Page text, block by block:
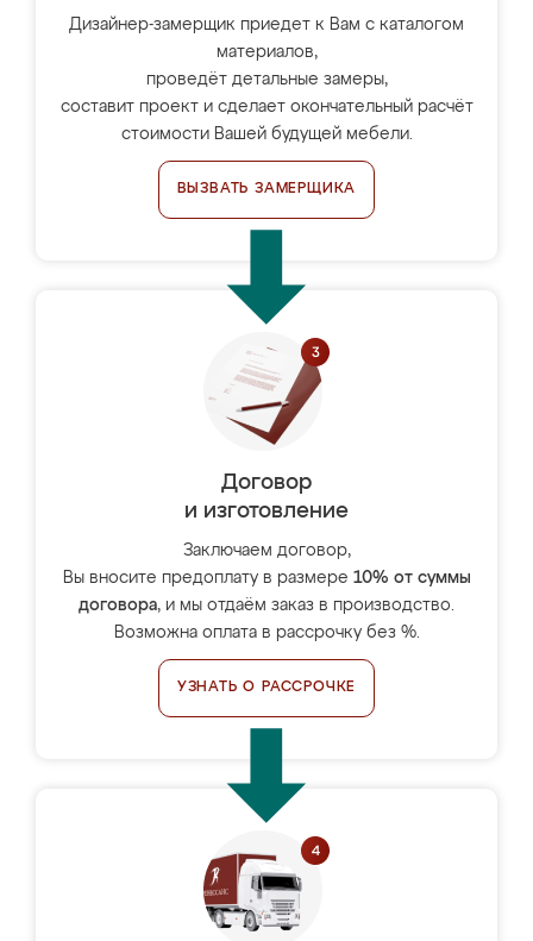
Дизайнер-замерщик приедет к Вам с каталогом
материалов,
проведёт детальные замеры,
составит проект и сделает окончательный расчёт
стоимости Вашей будущей мебели.
ВЫЗВАТЬ ЗАМЕРЩИКА
Договор
и изготовление
Заключаем договор,
Вы вносите предоплату в размере 10% от суммы
договора, и мы отдаём заказ в производство.
Возможна оплата в рассрочку без %.
УЗНАТЬ О РАССРОЧКЕ